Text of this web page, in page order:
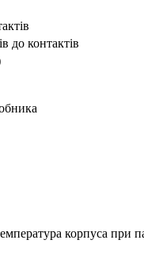
до контактів
корпуса при